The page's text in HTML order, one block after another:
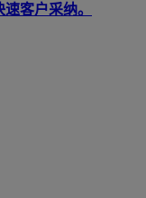
客户采纳。